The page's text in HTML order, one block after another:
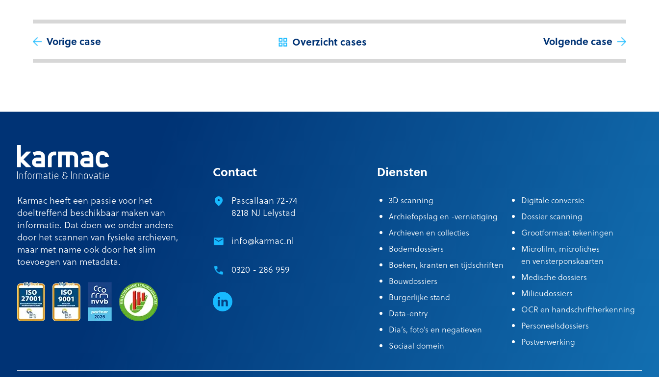
Vorige case Overzicht cases Volgende case
Karmac heeft een passie voor het
doeltreffend beschikbaar maken van
informatie. Dat doen we onder andere
door het scannen van fysieke archieven,
maar met name ook door het slim
toevoegen van metadata.
Contact
Pascallaan 72-74
8218 NJ Lelystad
info@karmac.nl
0320 - 286 959
LinkedIn
Diensten
3D scanning
Archiefopslag en -vernietiging
Archieven en collecties
Bodemdossiers
Boeken, kranten en tijdschriften
Bouwdossiers
Burgerlijke stand
Data-entry
Dia’s, foto’s en negatieven
Sociaal domein
Digitale conversie
Dossier scanning
Grootformaat tekeningen
Microfilm, microfiches
en vensterponskaarten
Medische dossiers
Milieudossiers
OCR en handschriftherkenning
Personeelsdossiers
Postverwerking